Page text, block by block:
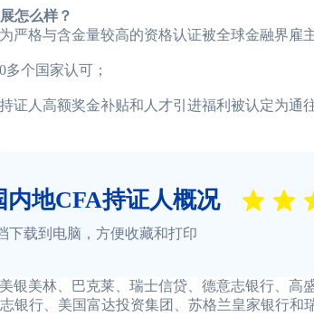
怎么样？
格与含金量较高的资格认证被全球金融界雇主
个国家认可；
人高额奖金补贴和人才引进福利被认定为通往
内地CFA持证人概况
下载到电脑，方便收藏和打印
美林、巴克莱、瑞士信贷、德意志银行、高
银行、美国富达投资集团、苏格兰皇家银行和